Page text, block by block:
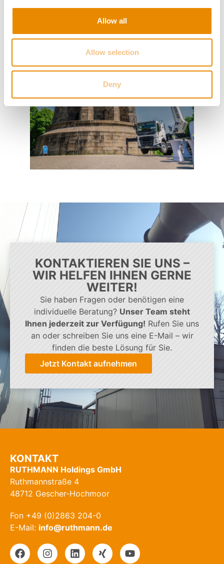
Allow all
Allow selection
Deny
KONTAKTIEREN SIE UNS –
WIR HELFEN IHNEN GERNE
WEITER!
Sie haben Fragen oder benötigen eine
individuelle Beratung? Unser Team steht
Ihnen jederzeit zur Verfügung! Rufen Sie uns
an oder schreiben Sie uns eine E-Mail – wir
finden die beste Lösung für Sie.
Jetzt Kontakt aufnehmen
KONTAKT
RUTHMANN Holdings GmbH
Ruthmannstraße 4
48712 Gescher-Hochmoor
Fon +49 (0)2863 204-0
E-Mail: info@ruthmann.de